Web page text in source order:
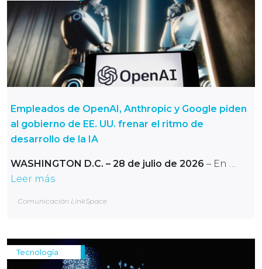
Empleados de OpenAI, Anthropic y Google piden
al gobierno de EE. UU. frenar el ritmo de
desarrollo de la IA
WASHINGTON D.C. – 28 de julio de 2026 – En …
Leer más
Comunicación LinkSpace
Tecnología